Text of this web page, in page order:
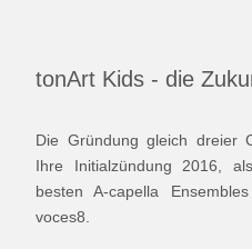
tonArt Kids - die
Die Gründung gleich dreier
Ihre Initialzündung 2016,
besten A-capella
voces8.